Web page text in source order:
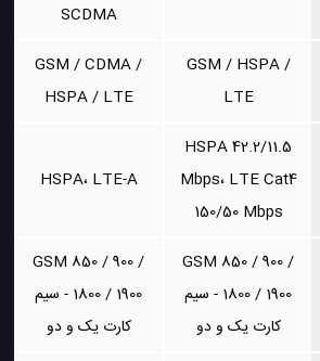
SCDMA
GSM / HSPA /
LTE
GSM / CDMA /
HSPA / LTE
HSPA 42.2/11.5
Mbps، LTE Cat4
150/50 Mbps
HSPA، LTE-A
GSM 850 / 900 /
1800 / 1900 - سیم
کارت یک و دو
GSM 850 / 900 /
1800 / 1900 - سیم
کارت یک و دو